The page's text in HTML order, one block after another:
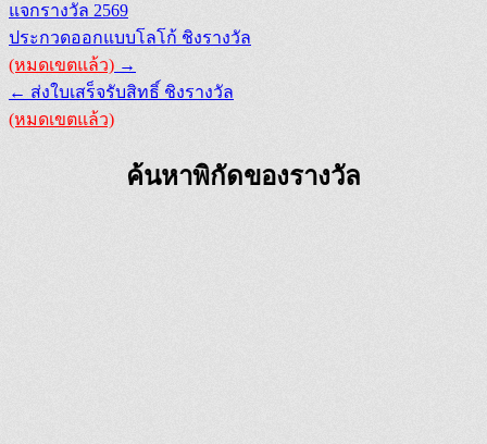
แจกรางวัล 2569
Post
navigation
ประกวดออกแบบโลโก้ ชิงรางวัล
(หมดเขตแล้ว) →
← ส่งใบเสร็จรับสิทธิ์ ชิงรางวัล
(หมดเขตแล้ว)
ค้นหาพิกัดของรางวัล